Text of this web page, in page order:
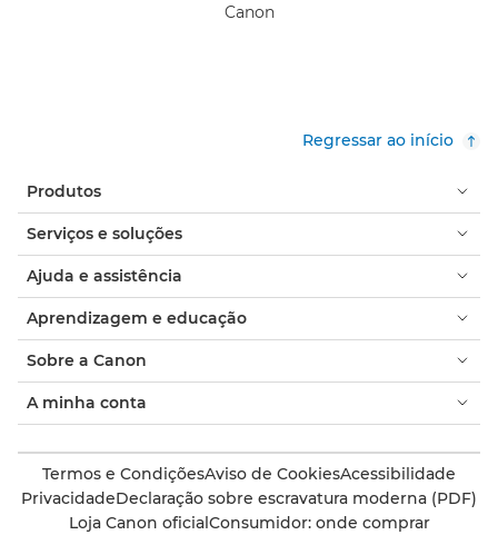
Canon
Regressar ao início
Produtos
Serviços e soluções
Ajuda e assistência
Aprendizagem e educação
Sobre a Canon
A minha conta
Termos e CondiçõesAviso de CookiesAcessibilidade
PrivacidadeDeclaração sobre escravatura moderna (PDF)
Loja Canon oficialConsumidor: onde comprar